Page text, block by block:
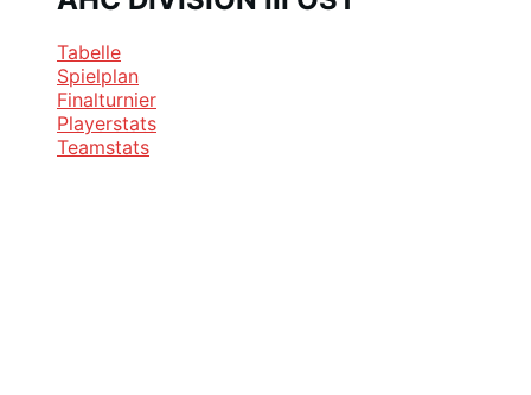
Tabelle
Spielplan
Finalturnier
Playerstats
Teamstats